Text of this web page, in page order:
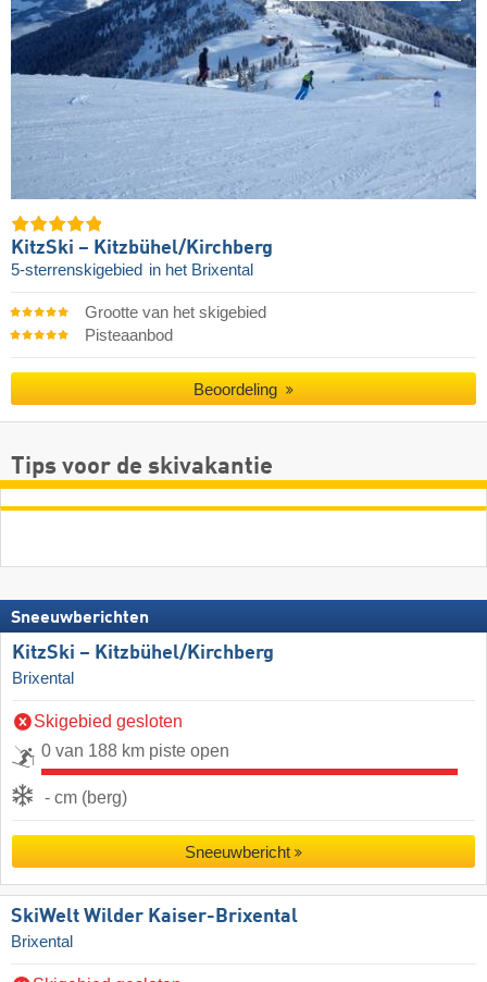
KitzSki – Kitzbühel/​Kirchberg
5-sterrenskigebied in het Brixental
Grootte van het skigebied
Pisteaanbod
Beoordeling
Tips voor de skivakantie
Sneeuwberichten
KitzSki – Kitzbühel/​Kirchberg
Brixental
Skigebied gesloten
0 van 188 km piste open
- cm (berg)
Sneeuwbericht
SkiWelt Wilder Kaiser-Brixental
Brixental